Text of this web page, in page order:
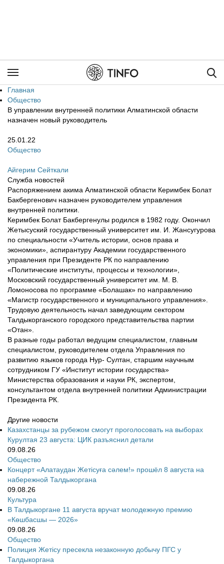
Главная
Общество
В управлении внутренней политики Алматинской области
назначен новый руководитель
25.01.22
Общество
Айгерим Сейткали
Служба новостей
Распоряжением акима Алматинской области Керимбек Болат
Бакбергенович назначен руководителем управления
внутренней политики.
Керимбек Болат Бакбергенулы родился в 1982 году. Окончил
Жетысуский государственный университет им. И. Жансугурова
по специальности «Учитель истории, основ права и
экономики», аспирантуру Академии государственного
управления при Президенте РК по направлению
«Политические институты, процессы и технологии»,
Московский государственный университет им. М. В.
Ломоносова по программе «Болашак» по направлению
«Магистр государственного и муниципального управления».
Трудовую деятельность начал заведующим сектором
Талдыкорганского городского представительства партии
«Отан».
В разные годы работал ведущим специалистом, главным
специалистом, руководителем отдела Управления по
развитию языков города Нур- Султан, старшим научным
сотрудником ГУ «Институт истории государства»
Министерства образования и науки РК, экспертом,
консультантом отдела внутренней политики Администрации
Президента РК.
Другие новости
Казахстанцы за рубежом смогут проголосовать на выборах
Курултая 23 августа: ЦИК разъяснил детали
09.08.26
Общество
Концерт «Алатаудан Жетісуға сәлем!» прошёл 8 августа на
набережной Талдыкоргана
09.08.26
Культура
В Талдыкоргане 11 августа вручат молодежную премию
«Көшбасшы — 2026»
09.08.26
Общество
Полиция Жетісу пресекла незаконную добычу ПГС у
Талдыкоргана